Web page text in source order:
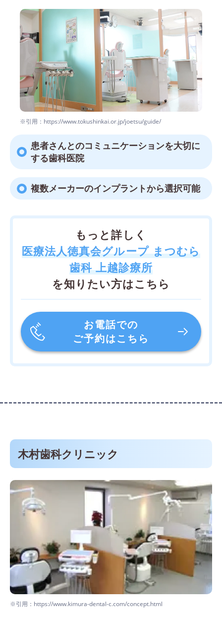
※引用：https://www.tokushinkai.or.jp/joetsu/guide/
患者さんとのコミュニケーションを大切に
する歯科医院
複数メーカーのインプラントから選択可能
もっと詳しく
医療法人徳真会グループ まつむら
歯科 上越診療所
を知りたい方はこちら
お電話での
ご予約はこちら
木村歯科クリニック
※引用：https://www.kimura-dental-c.com/concept.html